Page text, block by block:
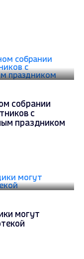
собрании
с
праздником
могут